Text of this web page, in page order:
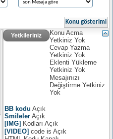
Yetkileriniz
Konu Acma
YetkinizYok
Cevap Yazma
YetkinizYok
Eklenti Yükleme
YetkinizYok
Mesajınızı
Değiştirme Yetkiniz
Yok
BB kodu Açık
Smileler Açık
[IMG] KodlarıAçık
[VIDEO] code isAçık